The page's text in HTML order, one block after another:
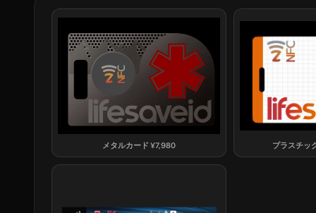
メタルカード ¥7,980 プラスチッ